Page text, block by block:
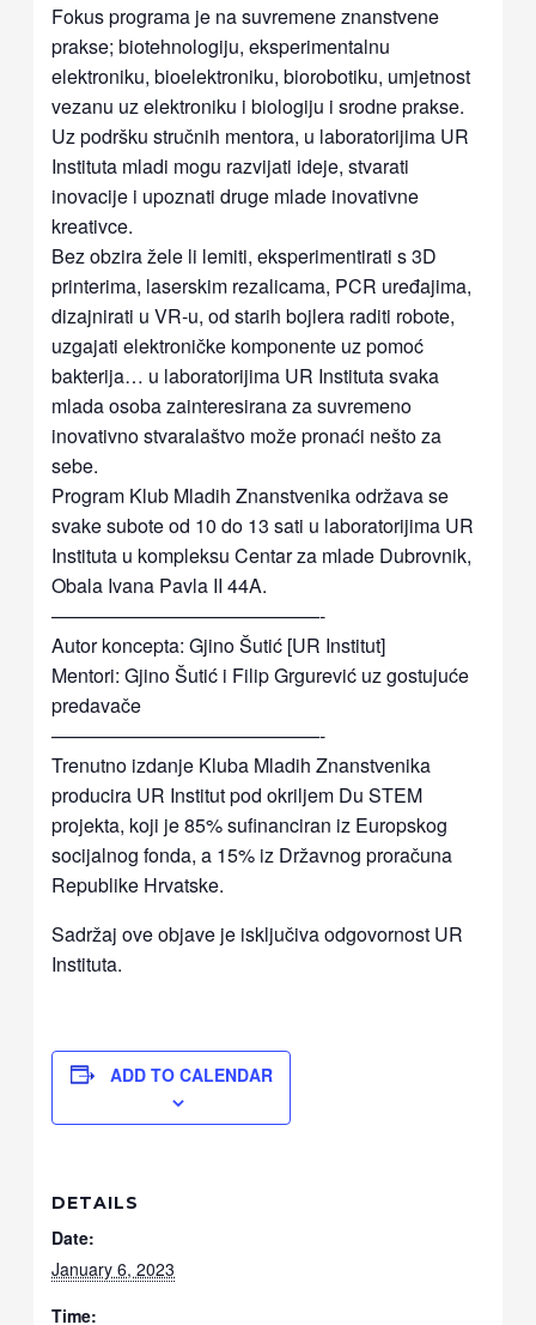
Fokus programa je na suvremene znanstvene
prakse; biotehnologiju, eksperimentalnu
elektroniku, bioelektroniku, biorobotiku, umjetnost
vezanu uz elektroniku i biologiju i srodne prakse.
Uz podršku stručnih mentora, u laboratorijima UR
Instituta mladi mogu razvijati ideje, stvarati
inovacije i upoznati druge mlade inovativne
kreativce.
Bez obzira žele li lemiti, eksperimentirati s 3D
printerima, laserskim rezalicama, PCR uređajima,
dizajnirati u VR-u, od starih bojlera raditi robote,
uzgajati elektroničke komponente uz pomoć
bakterija… u laboratorijima UR Instituta svaka
mlada osoba zainteresirana za suvremeno
inovativno stvaralaštvo može pronaći nešto za
sebe.
Program Klub Mladih Znanstvenika održava se
svake subote od 10 do 13 sati u laboratorijima UR
Instituta u kompleksu Centar za mlade Dubrovnik,
Obala Ivana Pavla II 44A.
——————————————-
Autor koncepta: Gjino Šutić [UR Institut]
Mentori: Gjino Šutić i Filip Grgurević uz gostujuće
predavače
——————————————-
Trenutno izdanje Kluba Mladih Znanstvenika
producira UR Institut pod okriljem Du STEM
projekta, koji je 85% sufinanciran iz Europskog
socijalnog fonda, a 15% iz Državnog proračuna
Republike Hrvatske.
Sadržaj ove objave je isključiva odgovornost UR
Instituta.
ADD TO CALENDAR
DETAILS
Date:
January 6, 2023
Time: